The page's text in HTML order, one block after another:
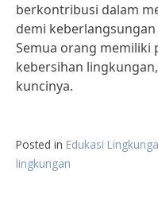
berkontribusi dalam
demi
Semua orang memiliki
kebersihan
kuncinya.
Posted in Edukasi
lingkungan